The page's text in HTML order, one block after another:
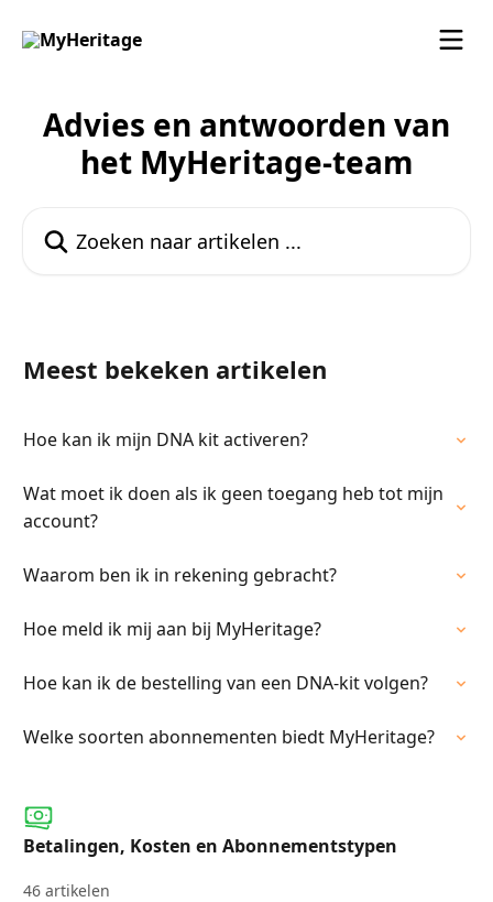
Advies en antwoorden van
het MyHeritage-team
Meest bekeken artikelen
Hoe kan ik mijn DNA kit activeren?
Wat moet ik doen als ik geen toegang heb tot mijn
account?
Waarom ben ik in rekening gebracht?
Hoe meld ik mij aan bij MyHeritage?
Hoe kan ik de bestelling van een DNA-kit volgen?
Welke soorten abonnementen biedt MyHeritage?
Betalingen, Kosten en Abonnementstypen
46 artikelen